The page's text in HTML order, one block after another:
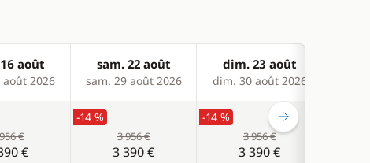
août
2026
sam. 22 août
sam. 29 août 2026
dim. 23 août
dim. 30 août 2026
€
€
-14 %
3 956 €
3 390 €
-14 %
3 956 €
3 390 €